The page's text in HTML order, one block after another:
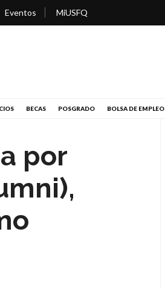
Eventos MiUSFQ
BECAS POSGRADO BOLSA DE EMPLEO
por